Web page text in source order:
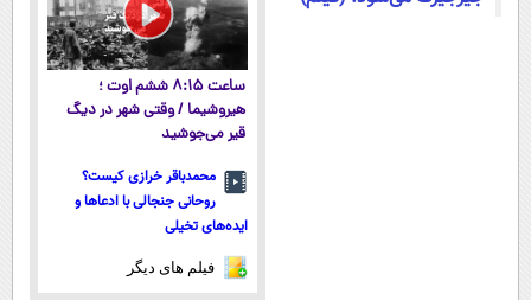
ساعت ۸:۱۵ ششم اوت ؛
هیروشیما / وقتی شهر در دیگ
قیر می‌جوشید
محمدباقر خرازی کیست؟
روحانی جنجالی با ادعاها و
ایده‌های تخیلی
فیلم های دیگر